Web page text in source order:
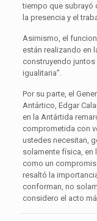
tiempo que subrayó
la presencia y el
Asimismo, el
están realizando en
construyendo juntos
igualitaria”.
Por su parte, el
Antártico, Edgar
en la Antártida
comprometida con
ustedes necesitan,
solamente física, en
como un
resaltó la
conforman, no
considero el acto